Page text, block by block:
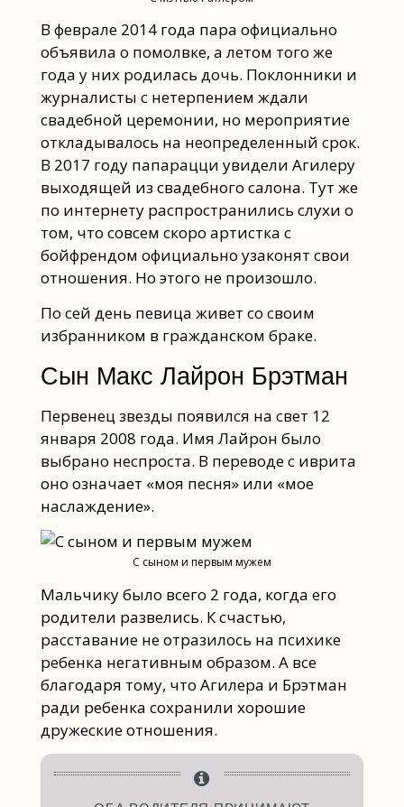
В феврале 2014 года пара официально
объявила о помолвке, а летом того же
года у них родилась дочь. Поклонники и
журналисты с нетерпением ждали
свадебной церемонии, но мероприятие
откладывалось на неопределенный срок.
В 2017 году папарацци увидели Агилеру
выходящей из свадебного салона. Тут же
по интернету распространились слухи о
том, что совсем скоро артистка с
бойфрендом официально узаконят свои
отношения. Но этого не произошло.
По сей день певица живет со своим
избранником в гражданском браке.
Сын Макс Лайрон Брэтман
Первенец звезды появился на свет 12
января 2008 года. Имя Лайрон было
выбрано неспроста. В переводе с иврита
оно означает «моя песня» или «мое
наслаждение».
С сыном и первым мужем
Мальчику было всего 2 года, когда его
родители развелись. К счастью,
расставание не отразилось на психике
ребенка негативным образом. А все
благодаря тому, что Агилера и Брэтман
ради ребенка сохранили хорошие
дружеские отношения.